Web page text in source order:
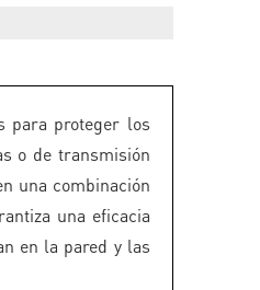
para proteger los
o de transmisión
una combinación
una eficacia
en la pared y las